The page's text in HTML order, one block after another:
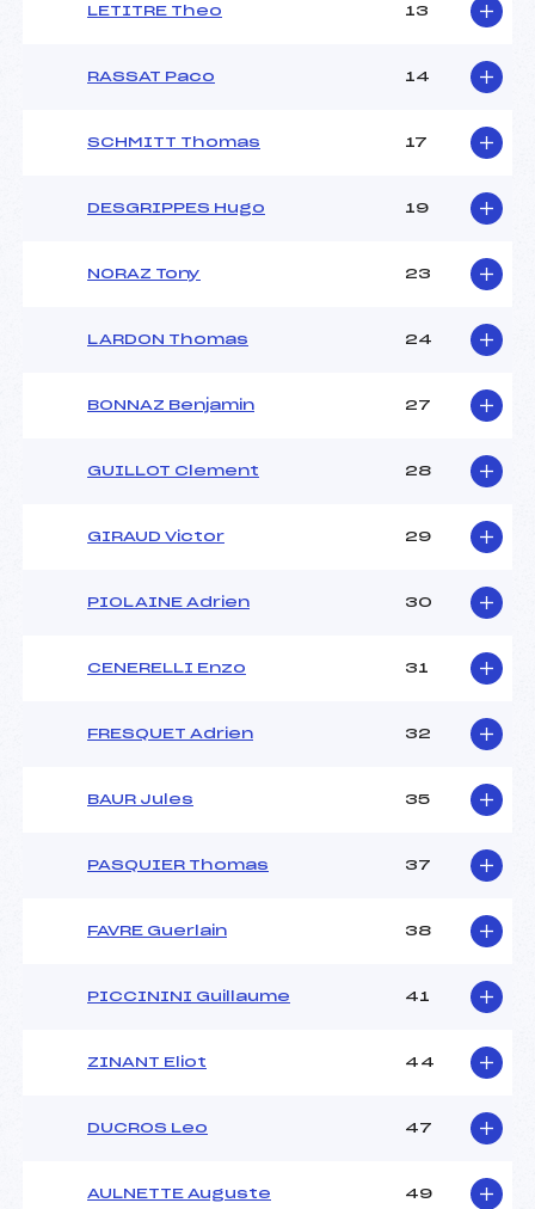
LETITRE Theo 13
RASSAT Paco 14
SCHMITT Thomas 17
DESGRIPPES Hugo 19
NORAZ Tony 23
LARDON Thomas 24
BONNAZ Benjamin 27
GUILLOT Clement 28
GIRAUD Victor 29
PIOLAINE Adrien 30
CENERELLI Enzo 31
FRESQUET Adrien 32
BAUR Jules 35
PASQUIER Thomas 37
FAVRE Guerlain 38
PICCININI Guillaume 41
ZINANT Eliot 44
DUCROS Leo 47
AULNETTE Auguste 49